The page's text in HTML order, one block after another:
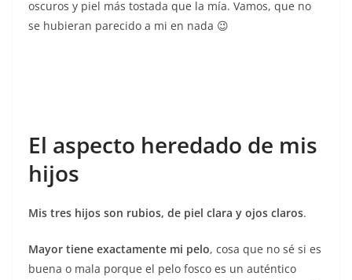
oscuros y piel más tostada que la mía. Vamos, que no
se hubieran parecido a mi en nada 😉
El aspecto heredado de mis
hijos
Mis tres hijos son rubios, de piel clara y ojos claros.
Mayor tiene exactamente mi pelo, cosa que no sé si es
buena o mala porque el pelo fosco es un auténtico